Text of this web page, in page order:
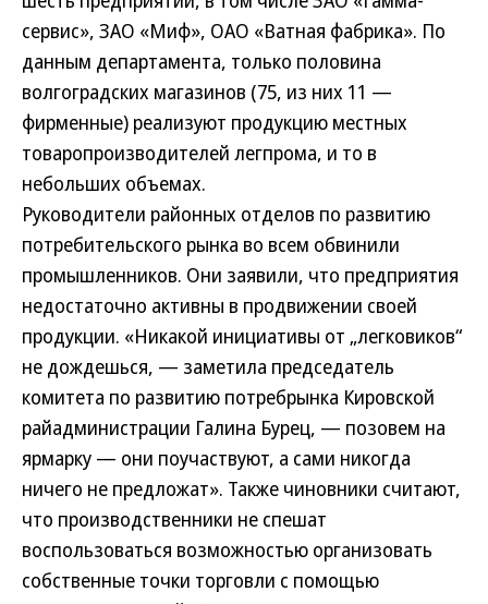
сервис», ЗАО «Миф», ОАО «Ватная фабрика». По
данным департамента, только половина
волгоградских магазинов (75, из них 11 —
фирменные) реализуют продукцию местных
товаропроизводителей легпрома, и то в
небольших объемах.
Руководители районных отделов по развитию
потребительского рынка во всем обвинили
промышленников. Они заявили, что предприятия
недостаточно активны в продвижении своей
продукции. «Никакой инициативы от „легковиков“
не дождешься, — заметила председатель
комитета по развитию потребрынка Кировской
райадминистрации Галина Бурец, — позовем на
ярмарку — они поучаствуют, а сами никогда
ничего не предложат». Также чиновники считают,
что производственники не спешат
воспользоваться возможностью организовать
собственные точки торговли с помощью